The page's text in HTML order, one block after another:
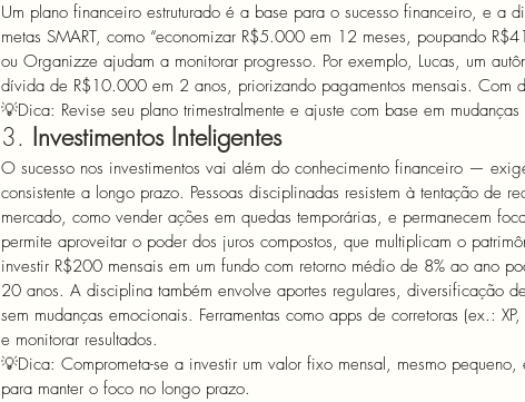
Um plano financeiro estruturado é a base para o sucesso financeiro, e a
metas SMART, como “economizar R$5.000 em 12 meses, poupando
ou Organizze ajudam a monitorar progresso. Por exemplo, Lucas, um
dívida de R$10.000 em 2 anos, priorizando pagamentos mensais. Com
💡Dica: Revise seu plano trimestralmente e ajuste com base em
3. Investimentos Inteligentes
O sucesso nos investimentos vai além do conhecimento financeiro —
consistente a longo prazo. Pessoas disciplinadas resistem à tentação de
mercado, como vender ações em quedas temporárias, e permanecem
permite aproveitar o poder dos juros compostos, que multiplicam o
investir R$200 mensais em um fundo com retorno médio de 8% ao ano
20 anos. A disciplina também envolve aportes regulares, diversificação
sem mudanças emocionais. Ferramentas como apps de corretoras (ex.:
e monitorar resultados.
💡Dica: Comprometa-se a investir um valor fixo mensal, mesmo pequeno,
para manter o foco no longo prazo.